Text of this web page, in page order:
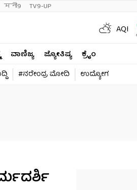
मनी9 TV9-UP
AQI
ವಾಣಿಜ್ಯ ಜ್ಯೋತಿಷ್ಯ
ಕ್ರೈಂ
#ನರೇಂದ್ರ ಮೋದಿ ಉದ್ಯೋಗ